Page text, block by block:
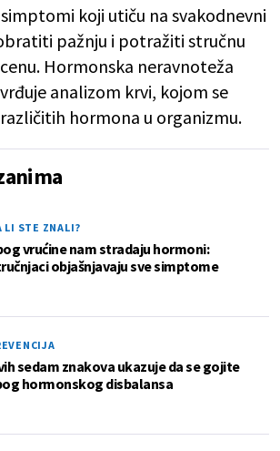
koji utiču na svakodnevni
pažnju i potražiti stručnu
Hormonska neravnoteža
analizom krvi, kojom se
hormona u organizmu.
LI STE ZNALI?
vrućine nam stradaju hormoni:
objašnjavaju sve simptome
sedam znakova ukazuje da se gojite
hormonskog disbalansa